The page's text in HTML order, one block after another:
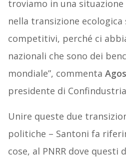
troviamo in una situazione
nella transizione
competitivi, perché ci
nazionali che sono dei
mondiale”, commenta
presidente di
Unire queste due
politiche – Santoni fa
cose, al PNRR dove questi